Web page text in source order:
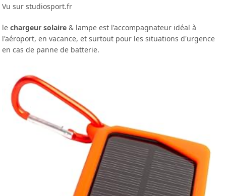
Vu sur studiosport.fr
lechargeur solaire & lampe est l'accompagnateur idéal à
l'aéroport, en vacance, et surtout pour les situations d'urgence
en cas de panne de batterie.